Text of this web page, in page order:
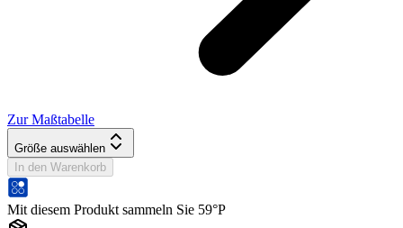
Zur Maßtabelle
Größe auswählen
In den Warenkorb
Mit diesem Produkt sammeln Sie 59°P